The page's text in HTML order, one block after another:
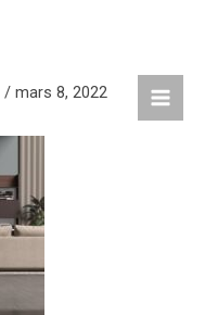
/ mars 8, 2022